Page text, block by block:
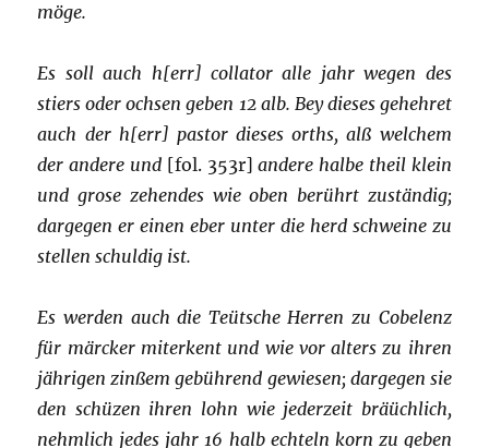
möge.
Es soll auch h[err] collator alle jahr wegen des
stiers oder ochsen geben 12 alb. Bey dieses gehehret
auch der h[err] pastor dieses orths, alß welchem
der andere und [fol. 353r] andere halbe theil klein
und grose zehendes wie oben berührt zuständig;
dargegen er einen eber unter die herd schweine zu
stellen schuldig ist.
Es werden auch die Teütsche Herren zu Cobelenz
für märcker miterkent und wie vor alters zu ihren
jährigen zinßem gebührend gewiesen; dargegen sie
den schüzen ihren lohn wie jederzeit bräüchlich,
nehmlich jedes jahr 16 halb echteln korn zu geben